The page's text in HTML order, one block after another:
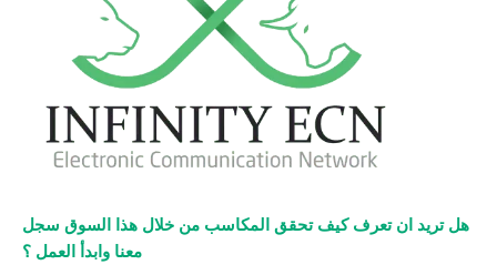
هل تريد ان تعرف كيف تحقق المكاسب من خلال هذا السوق سجل
معنا وابدأ العمل ؟